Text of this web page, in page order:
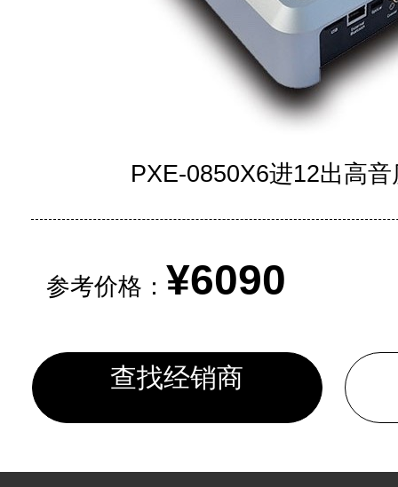
PXE-0850X6进12出高
参考价格： ¥6090
查找经销商